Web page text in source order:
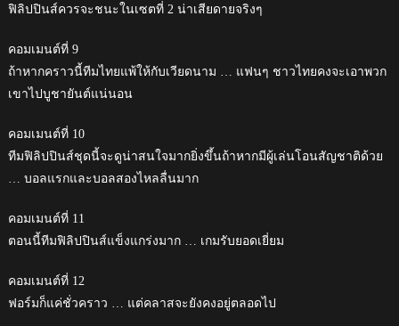
ฟิลิปปินส์ควรจะชนะในเซตที่ 2 น่าเสียดายจริงๆ
คอมเมนต์ที่ 9
ถ้าหากคราวนี้ทีมไทยแพ้ให้กับเวียดนาม … แฟนๆ ชาวไทยคงจะเอาพวก
เขาไปบูชายันต์แน่นอน
คอมเมนต์ที่ 10
ทีมฟิลิปปินส์ชุดนี้จะดูน่าสนใจมากยิ่งขึ้นถ้าหากมีผู้เล่นโอนสัญชาติด้วย
… บอลแรกและบอลสองไหลลื่นมาก
คอมเมนต์ที่ 11
ตอนนี้ทีมฟิลิปปินส์แข็งแกร่งมาก … เกมรับยอดเยี่ยม
คอมเมนต์ที่ 12
ฟอร์มก็แค่ชั่วคราว … แต่คลาสจะยังคงอยู่ตลอดไป